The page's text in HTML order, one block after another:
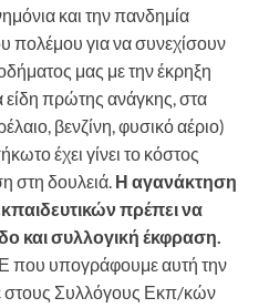
και την πανδημία
πολέμου για να συνεχίσουν
μας με την έκρηξη
είδη πρώτης ανάγκης, στα
βενζίνη, φυσικό αέριο)
έχει γίνει το κόστος
στη δουλειά. Η αγανάκτηση
πρέπει να
και συλλογική έκφραση.
που υπογράφουμε αυτή την
στους Συλλόγους Εκπ/κών